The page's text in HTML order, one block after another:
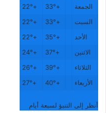
الجمعة
+
33°
+
22°
السبت
+
33°
+
22°
الأحد
+
35°
+
22°
الاثنين
+
37°
+
24°
الثلاثاء
+
39°
+
26°
الأربعاء
+
40°
+
27°
أنظر إلى التنبؤ لسبعة أيام